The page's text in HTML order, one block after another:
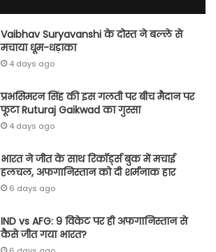
Vaibhav Suryavanshi के दोस्त ने बल्ले से
मचाया धूम-धड़ाका
4 days ago
प्रभसिमरन सिंह की इस गलती पर बीच मैदान पर
फूटा Ruturaj Gaikwad का गुस्सा
4 days ago
भारत ने जीत के साथ रिकॉर्ड्स बुक में मचाई
हलचल, अफगानिस्तान को दी शर्मनाक हार
6 days ago
IND vs AFG: 9 विकेट पर ही अफगानिस्तान से
कैसे जीत गया भारत?